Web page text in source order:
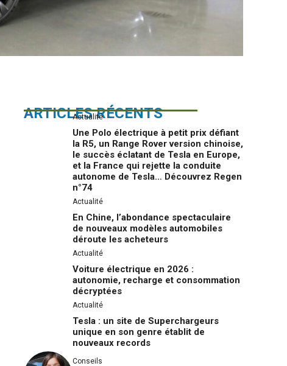
ARTICLES RÉCENTS
Actualité
Une Polo électrique à petit prix défiant
la R5, un Range Rover version chinoise,
le succès éclatant de Tesla en Europe,
et la France qui rejette la conduite
autonome de Tesla… Découvrez Regen
n°74
Actualité
En Chine, l’abondance spectaculaire
de nouveaux modèles automobiles
déroute les acheteurs
Actualité
Voiture électrique en 2026 :
autonomie, recharge et consommation
décryptées
Actualité
Tesla : un site de Superchargeurs
unique en son genre établit de
nouveaux records
Conseils